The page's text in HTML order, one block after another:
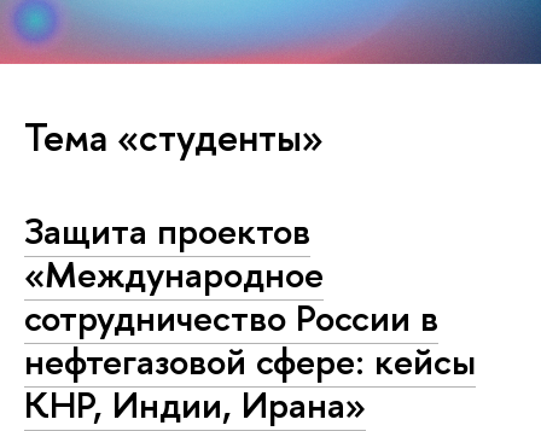
Тема «студенты»
Защита проектов
«Международное
сотрудничество России в
нефтегазовой сфере: кейсы
КНР, Индии, Ирана»